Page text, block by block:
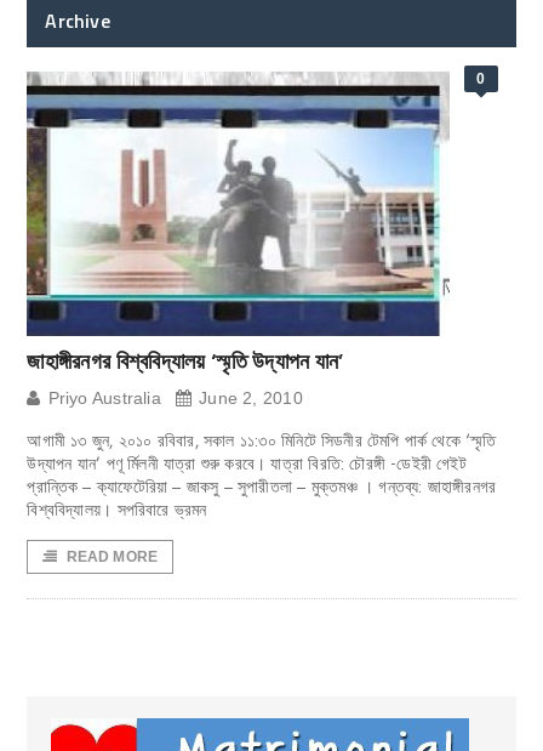
Archive
0
জাহাঙ্গীরনগর বিশ্ববিদ্যালয় ‘স্মৃতি উদ্যাপন যান’
Priyo Australia June 2, 2010
আগামী ১৩ জুন, ২০১০ রবিবার, সকাল ১১:৩০ মিনিটে সিডনীর টেমপি পার্ক থেকে ‘স্মৃতি
উদ্যাপন যান’ পণূ র্মিলনী যাত্রা শুরু করবে। যাত্রা বিরতি: চৌরঙ্গী -ডেইরী গেইট
প্রান্তিক – ক্যাফেটেরিয়া – জাকসু – সুপারীতলা – মুক্তমঞ্চ । গন্তব্য: জাহাঙ্গীরনগর
বিশ্ববিদ্যালয়। সপরিবারে ভ্রমন
READ MORE